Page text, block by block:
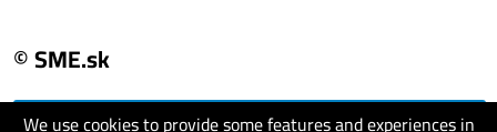
We use cookies to provide some features and experiences in
© SME.sk